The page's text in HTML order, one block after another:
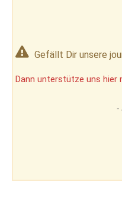
Gefällt Dir unsere
Dann unterstütze uns hier
-